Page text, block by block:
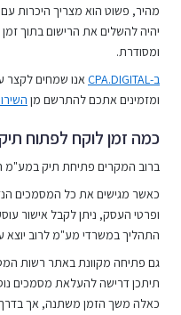
מהיר, פשוט הוא מצריך היכרות
יהיה להשלים את הרישום בתוך
ומסודרת.
ב-CPA.DIGITAL
אנו שמחים לקצר
ומזמינים אתכם להתרשם מן
כמה זמן לוקח לפתוח
ברוב המקרים פתיחת תיק במע"מ
כאשר מגישים את כל המסמכים
ופרטי העסק, ניתן לקבל אישור
התהליך במשרדי מע"מ לרוב יוצא
גם פתיחה מקוונת באתר רשות
תיתכן דרישה להעלאת מסמכים
כאלה משך הזמן משתנה, אך בדרך